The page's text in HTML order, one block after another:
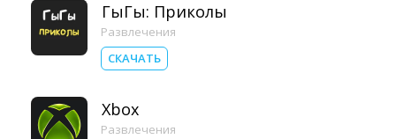
ГыГы: Приколы
Развлечения
СКАЧАТЬ
Xbox
Развлечения